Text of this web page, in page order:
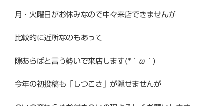
月・火曜日がお休みなので中々来店できませんが
比較的に近所なのもあって
隙あらばと言う勢いで来店します(*´ω｀)
今年の初投稿も「しつこさ」が隠せませんが